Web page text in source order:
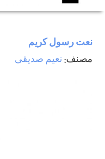
نعت رسول كريم
مصنف: نعيم صديقی